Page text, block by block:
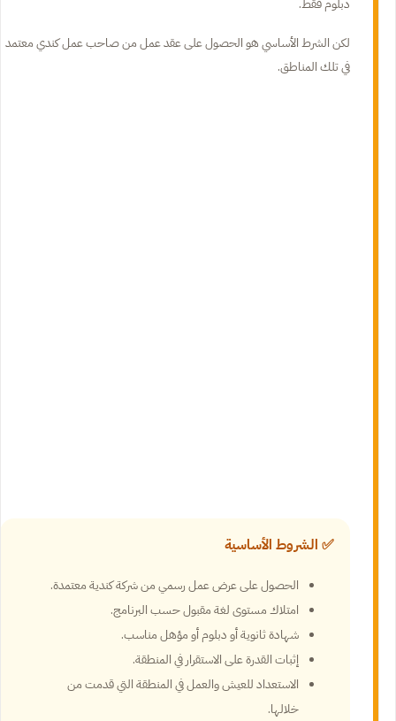
لكن الشرط الأساسي هو الحصول على عقد عمل من صاحب عمل كندي معتمد
في تلك المناطق.
✅ الشروط الأساسية
الحصول على عرض عمل رسمي من شركة كندية معتمدة.
امتلاك مستوى لغة مقبول حسب البرنامج.
شهادة ثانوية أو دبلوم أو مؤهل مناسب.
إثبات القدرة على الاستقرار في المنطقة.
الاستعداد للعيش والعمل في المنطقة التي قدمت من
خلالها.